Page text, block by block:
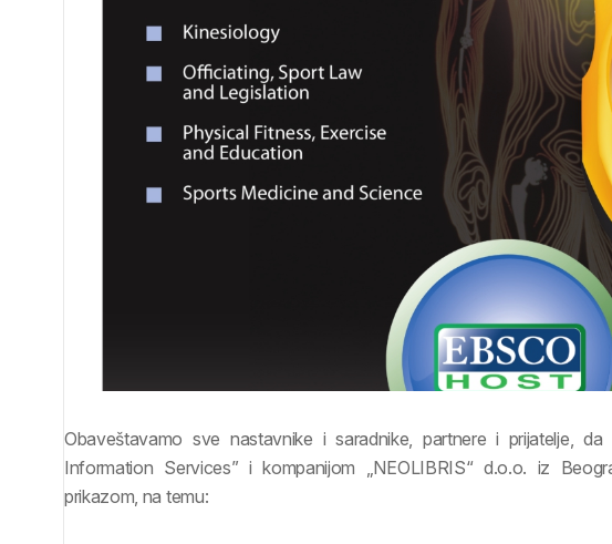
Obaveštavamo sve nastavnike i saradnike, partnere i prijatelje,
Information Services” i kompanijom „NEOLIBRIS“ d.o.o. iz
prikazom, na temu: